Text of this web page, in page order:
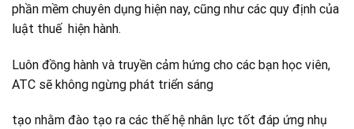
phần mềm chuyên dụng hiện nay, cũng như các quy định của
luật thuế hiện hành.
Luôn đồng hành và truyền cảm hứng cho các bạn học viên,
ATC sẽ không ngừng phát triển sáng
tạo nhằm đào tạo ra các thế hệ nhân lực tốt đáp ứng nhụ